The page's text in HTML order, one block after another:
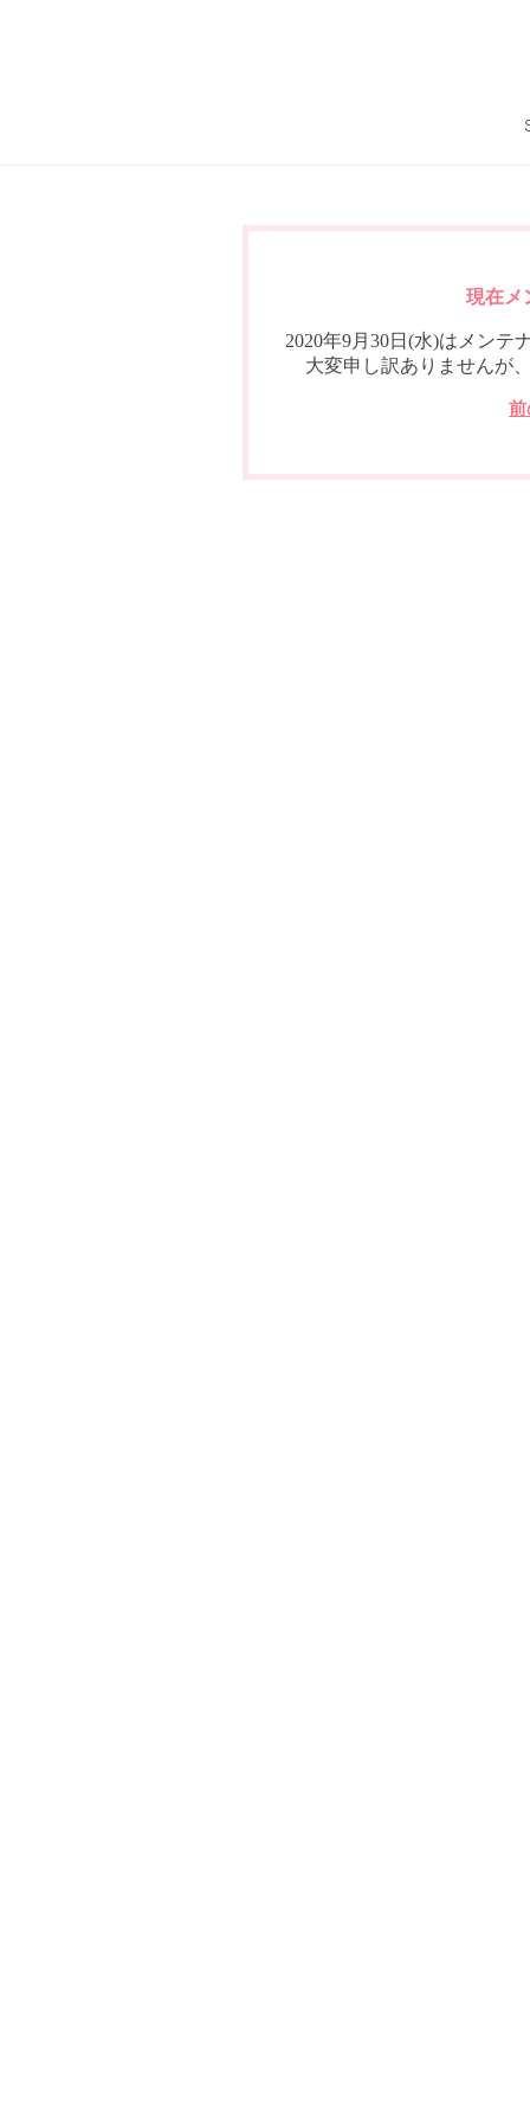
現在メ
2020年9月30日(水)はメンテ
大変申し訳ありませんが
前